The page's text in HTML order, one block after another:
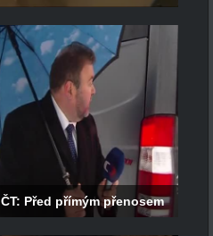
ČT: Před přímým přenosem